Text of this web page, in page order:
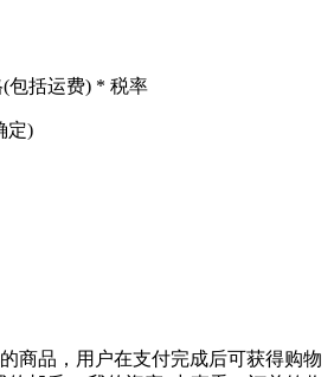
包括运费) * 税率
定)
商品，用户在支付完成后可获得购物